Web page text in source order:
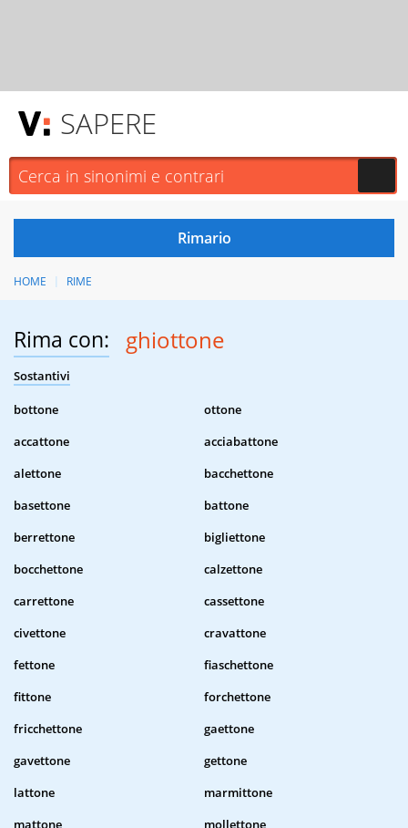
SAPERE
HOME RIME
Rima con: ghiottone
Sostantivi
bottone
ottone
accattone
acciabattone
alettone
bacchettone
basettone
battone
berrettone
bigliettone
bocchettone
calzettone
carrettone
cassettone
civettone
cravattone
fettone
fiaschettone
fittone
forchettone
fricchettone
gaettone
gavettone
gettone
lattone
marmittone
mattone
mollettone